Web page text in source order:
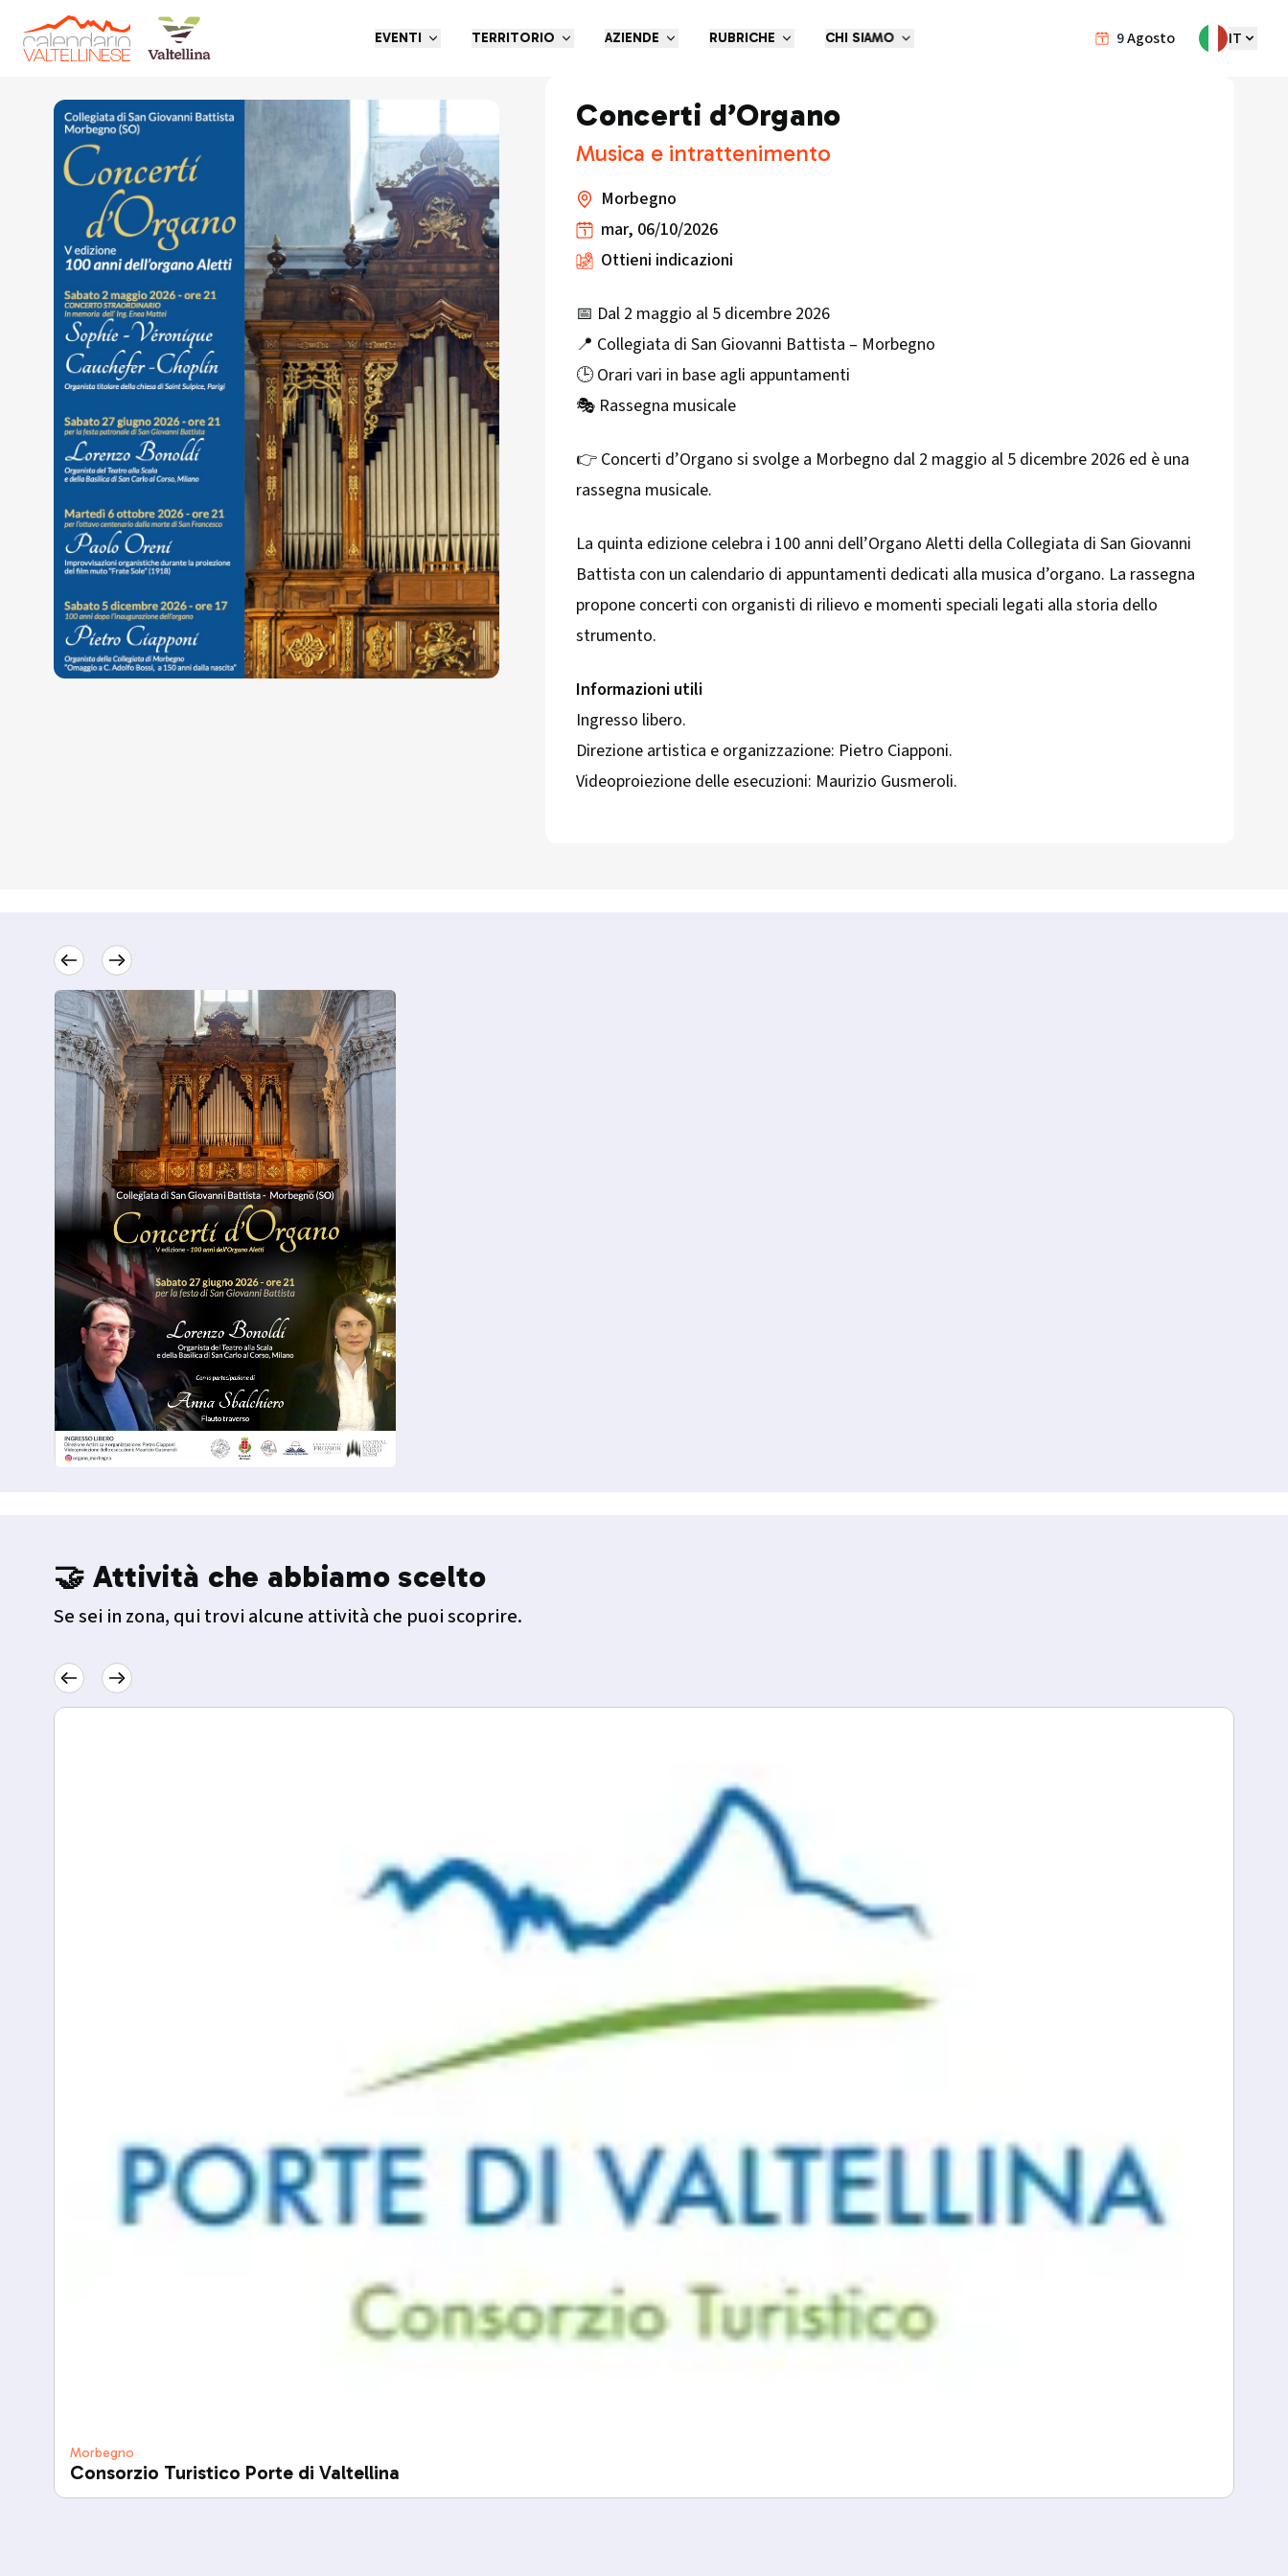
9Agosto IT
EVENTI TERRITORIO AZIENDE RUBRICHE CHI SIAMO
Torna indietro
Concerti d’Organo
Musica e intrattenimento
Morbegno
mar, 06/10/2026
Ottieni indicazioni
📅 Dal 2 maggio al 5 dicembre 2026
📍 Collegiata di San Giovanni Battista – Morbegno
🕒 Orari vari in base agli appuntamenti
🎭 Rassegna musicale
👉 Concerti d’Organo si svolge a Morbegno dal 2 maggio al 5 dicembre 2026 ed è una
rassegna musicale.
La quinta edizione celebra i 100 anni dell’Organo Aletti della Collegiata di San Giovanni
Battista con un calendario di appuntamenti dedicati alla musica d’organo. La rassegna
propone concerti con organisti di rilievo e momenti speciali legati alla storia dello
strumento.
Informazioni utili
Ingresso libero.
Direzione artistica e organizzazione: Pietro Ciapponi.
Videoproiezione delle esecuzioni: Maurizio Gusmeroli.
🤝 Attività che abbiamo scelto
Se sei in zona, qui trovi alcune attività che puoi scoprire.
Morbegno
Consorzio Turistico Porte di Valtellina